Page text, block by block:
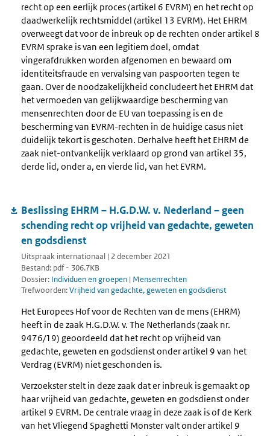
recht op een eerlijk proces (artikel 6 EVRM) en het recht op
daadwerkelijk rechtsmiddel (artikel 13 EVRM). Het EHRM
overweegt dat voor de inbreuk op de rechten onder artikel 8
EVRM sprake is van een legitiem doel, omdat
vingerafdrukken worden afgenomen en bewaard om
identiteitsfraude en vervalsing van paspoorten tegen te
gaan. Over de noodzakelijkheid concludeert het EHRM dat
het vermoeden van gelijkwaardige bescherming van
mensenrechten door de EU van toepassing is en de
bescherming van EVRM-rechten in de huidige casus niet
duidelijk tekort is geschoten. Derhalve heeft het EHRM de
zaak niet-ontvankelijk verklaard op grond van artikel 35,
derde lid, onder a, en vierde lid, van het EVRM.
Beslissing EHRM – H.G.D.W. v. Nederland – geen
schending recht op vrijheid van gedachte, geweten
en godsdienst
Uitspraak internationaal | 2 december 2021
Bestand: pdf - 306.7KB
Dossier: Individuen en groepen | Mensenrechten
Trefwoorden:Vrijheid van gedachte, geweten en godsdienst
Het Europees Hof voor de Rechten van de mens (EHRM)
heeft in de zaak H.G.D.W. v. The Netherlands (zaak nr.
9476/19) geoordeeld dat het recht op vrijheid van
gedachte, geweten en godsdienst onder artikel 9 van het
Verdrag (EVRM) niet geschonden is.
Verzoekster stelt in deze zaak dat er inbreuk is gemaakt op
haar vrijheid van gedachte, geweten en godsdienst onder
artikel 9 EVRM. De centrale vraag in deze zaak is of de Kerk
van het Vliegend Spaghetti Monster valt onder artikel 9